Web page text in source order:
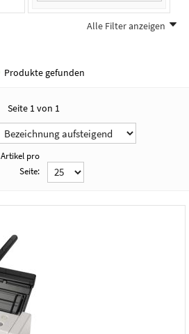
Alle Filter anzeigen
Produkte gefunden
Seite 1 von 1
Artikel pro
Seite: